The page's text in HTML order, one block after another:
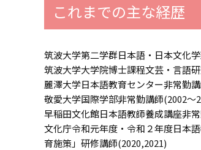
これまでの主な経歴
筑波大学第二学群日本語・日本文化
筑波大学大学院博士課程文芸・言語
麗澤大学日本語教育センター非常勤
敬愛大学国際学部非常勤講師(2002～
早稲田文化館日本語教師養成講座非
文化庁令和元年度・令和２年度日本
育施策」研修講師(2020,2021)